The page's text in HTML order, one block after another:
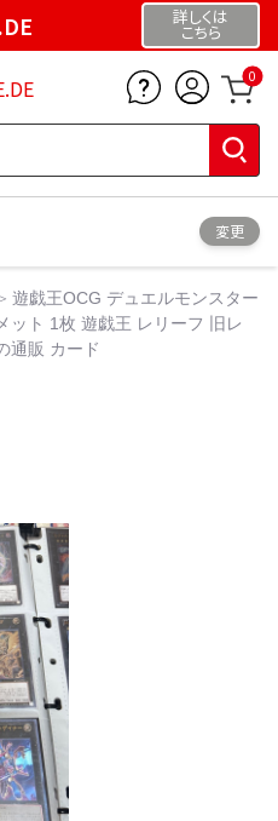
詳しくは
こちら
0
変更
遊戯王OCG デュエルモンスター
ット 1枚 遊戯王 レリーフ 旧レ
通販 カード